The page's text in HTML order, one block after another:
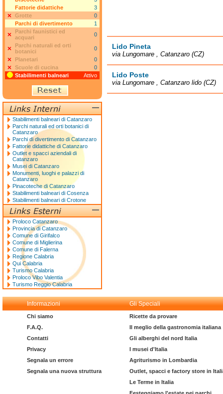
Lido Pineta
via Lungomare , Catanzaro (CZ)
Lido Poste
via Lungomare , Catanzaro lido (CZ)
Fattorie didattiche
3
Grotte
0
Parchi di divertimento
1
Parchi faunistici ed
acquari
0
Parchi naturali ed orti
botanici
0
Planetari
0
Scuole di cucina
0
Stabilimenti balneari
Attivo
Stabilimenti balneari di Catanzaro
Parchi naturali ed orti botanici di
Catanzaro
Parchi di divertimento di Catanzaro
Fattorie didattiche di Catanzaro
Outlet e spacci aziendali di
Catanzaro
Musei di Catanzaro
Monumenti, luoghi e palazzi di
Catanzaro
Pinacoteche di Catanzaro
Stabilimenti balneari di Cosenza
Stabilimenti balneari di Crotone
Proloco Catanzaro
Provincia di Catanzaro
Comune di Girifalco
Comune di Miglierina
Comune di Falerna
Regione Calabria
Qui Calabria
Turismo Calabria
Proloco Vibo Valentia
Turismo Reggio Calabria
Informazioni Gli Speciali
Chi siamo
F.A.Q.
Contatti
Privacy
Segnala un errore
Segnala una nuova struttura
Ricette da provare
Il meglio della gastronomia italiana
Gli alberghi del nord Italia
I musei d'Italia
Agriturismo in Lombardia
Outlet, spacci e factory store in
Le Terme in Italia